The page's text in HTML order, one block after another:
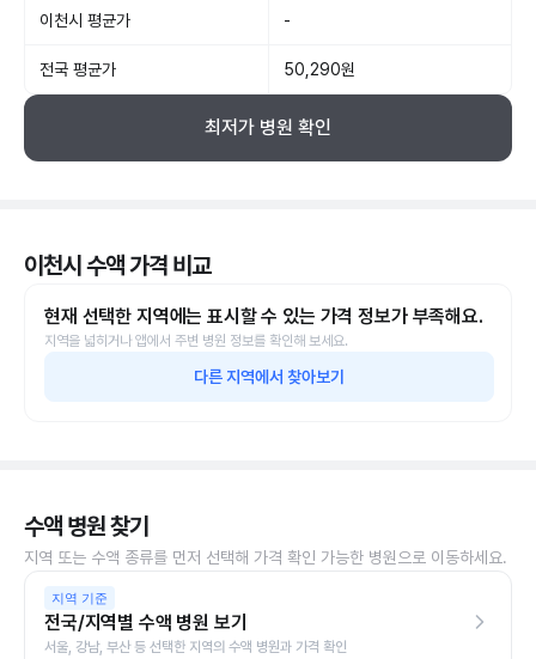
이천시 평균가 -
전국 평균가 50,290원
최저가 병원 확인
이천시 수액 가격 비교
현재 선택한 지역에는 표시할 수 있는 가격 정보가 부족해요.
지역을 넓히거나 앱에서 주변 병원 정보를 확인해 보세요.
다른 지역에서 찾아보기
수액 병원 찾기
지역 또는 수액 종류를 먼저 선택해 가격 확인 가능한 병원으로 이동하세요.
지역 기준
전국/지역별 수액 병원 보기
서울, 강남, 부산 등 선택한 지역의 수액 병원과 가격 확인